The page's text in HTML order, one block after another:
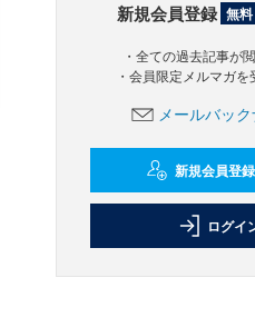
新規会員登録 無料
・全ての過去記事が
・会員限定メルマガ
メールバッ
新規会員登録
ログイ